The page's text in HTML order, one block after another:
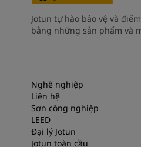
Jotun tự hào bảo vệ và
bằng những sản phẩm và
Nghề nghiệp
Liên hệ
Sơn công nghiệp
LEED
Đại lý Jotun
Jotun toàn cầu